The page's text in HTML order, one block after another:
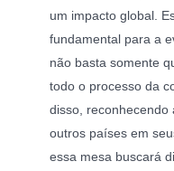
um impacto global.
fundamental para a
não basta somente
todo o processo da
disso, reconhecendo
outros países em
essa mesa buscará